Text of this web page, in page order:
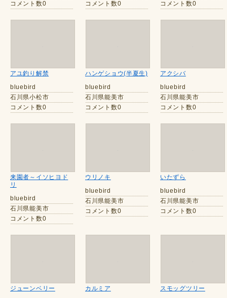
コメント数0
コメント数0
コメント数0
アユ釣り解禁
bluebird
石川県小松市
コメント数0
ハンゲショウ(半夏生)
bluebird
石川県能美市
コメント数0
アクシバ
bluebird
石川県能美市
コメント数0
来園者～イソヒヨド
リ
bluebird
石川県能美市
コメント数0
ウリノキ
bluebird
石川県能美市
コメント数0
いたずら
bluebird
石川県能美市
コメント数0
ジューンベリー
カルミア
スモッグツリー